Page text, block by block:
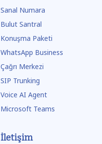
Sanal Numara
Bulut Santral
Konuşma Paketi
WhatsApp Business
Çağrı Merkezi
SIP Trunking
Voice AI Agent
Microsoft Teams
İletişim